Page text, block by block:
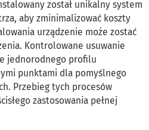
został unikalny system
aby zminimalizować koszty
urządzenie może zostać
Kontrolowane usuwanie
jednorodnego profilu
punktami dla pomyślnego
Przebieg tych procesów
zastosowania pełnej